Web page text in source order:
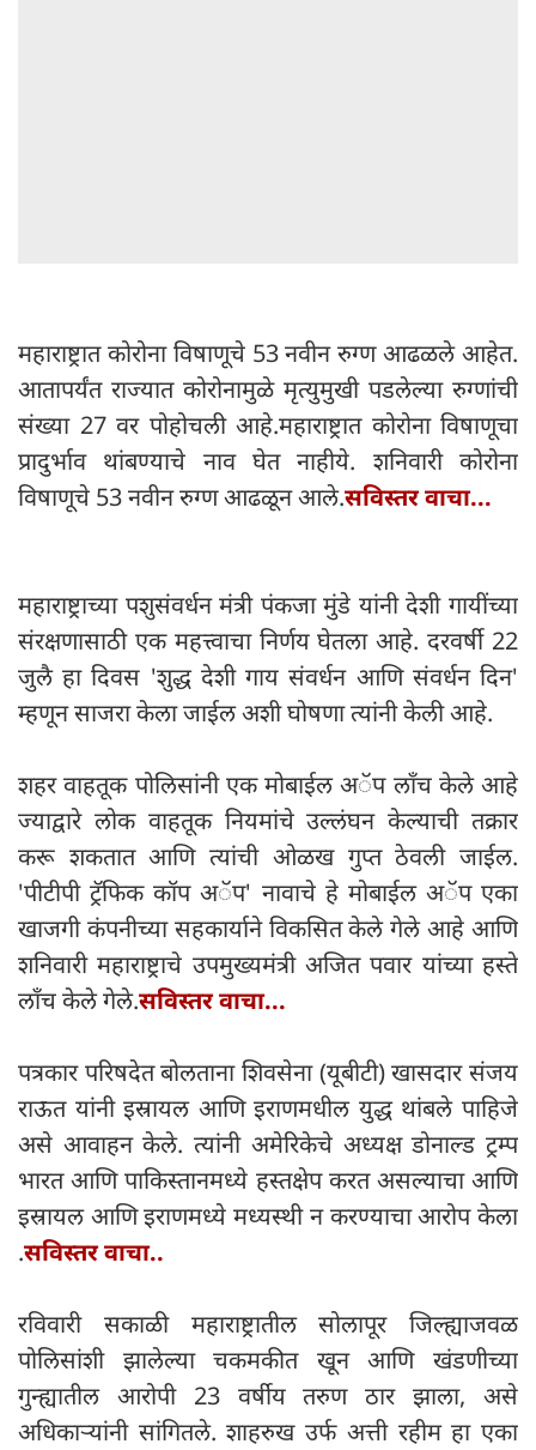
महाराष्ट्रात कोरोना विषाणूचे 53 नवीन रुग्ण आढळले आहेत.
आतापर्यंत राज्यात कोरोनामुळे मृत्युमुखी पडलेल्या रुग्णांची
संख्या 27 वर पोहोचली आहे.महाराष्ट्रात कोरोना विषाणूचा
प्रादुर्भाव थांबण्याचे नाव घेत नाहीये. शनिवारी कोरोना
विषाणूचे 53 नवीन रुग्ण आढळून आले.सविस्तर वाचा...
महाराष्ट्राच्या पशुसंवर्धन मंत्री पंकजा मुंडे यांनी देशी गायींच्या
संरक्षणासाठी एक महत्त्वाचा निर्णय घेतला आहे. दरवर्षी 22
जुलै हा दिवस 'शुद्ध देशी गाय संवर्धन आणि संवर्धन दिन'
म्हणून साजरा केला जाईल अशी घोषणा त्यांनी केली आहे.
शहर वाहतूक पोलिसांनी एक मोबाईल अॅप लाँच केले आहे
ज्याद्वारे लोक वाहतूक नियमांचे उल्लंघन केल्याची तक्रार
करू शकतात आणि त्यांची ओळख गुप्त ठेवली जाईल.
'पीटीपी ट्रॅफिक कॉप अॅप' नावाचे हे मोबाईल अॅप एका
खाजगी कंपनीच्या सहकार्याने विकसित केले गेले आहे आणि
शनिवारी महाराष्ट्राचे उपमुख्यमंत्री अजित पवार यांच्या हस्ते
लाँच केले गेले.सविस्तर वाचा...
पत्रकार परिषदेत बोलताना शिवसेना (यूबीटी) खासदार संजय
राऊत यांनी इस्रायल आणि इराणमधील युद्ध थांबले पाहिजे
असे आवाहन केले. त्यांनी अमेरिकेचे अध्यक्ष डोनाल्ड ट्रम्प
भारत आणि पाकिस्तानमध्ये हस्तक्षेप करत असल्याचा आणि
इस्रायल आणि इराणमध्ये मध्यस्थी न करण्याचा आरोप केला
.सविस्तर वाचा..
रविवारी सकाळी महाराष्ट्रातील सोलापूर जिल्ह्याजवळ
पोलिसांशी झालेल्या चकमकीत खून आणि खंडणीच्या
गुन्ह्यातील आरोपी 23 वर्षीय तरुण ठार झाला, असे
अधिकाऱ्यांनी सांगितले. शाहरुख उर्फ ​​अत्ती रहीम हा एका